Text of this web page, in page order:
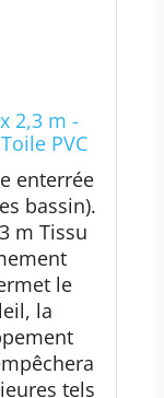
2,3 m -
PVC
enterrée
bassin).
m Tissu
le
la
tels